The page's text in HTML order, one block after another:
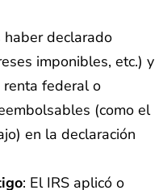
haber declarado
imponibles, etc.) y
federal o
(como el
en la declaración
: El IRS aplicó o